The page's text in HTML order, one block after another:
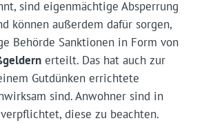
sind eigenmächtige Absperrung
können außerdem dafür sorgen,
Behörde Sanktionen in Form von
erteilt. Das hat auch zur
Gutdünken errichtete
sind. Anwohner sind in
diese zu beachten.